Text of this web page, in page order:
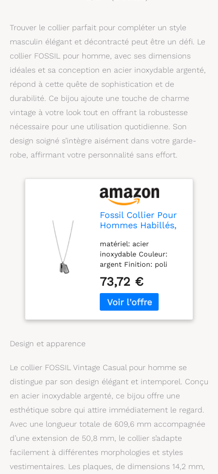
Trouver le collier parfait pour compléter un style
masculin élégant et décontracté peut être un défi. Le
collier FOSSIL pour homme, avec ses dimensions
idéales et sa conception en acier inoxydable argenté,
répond à cette quête de sophistication et de
durabilité. Ce bijou ajoute une touche de charme
vintage à votre look tout en offrant la robustesse
nécessaire pour une utilisation quotidienne. Son
design soigné s’intègre aisément dans votre garde-
robe, affirmant votre personnalité sans effort.
Fossil Collier Pour
Hommes Habillés,
Inoxydable Argenté,
JF00494998
matériel: acier
inoxydable Couleur:
argent Finition: poli
griffe de homard
73,72 €
Design et apparence
Le collier FOSSIL Vintage Casual pour homme se
distingue par son design élégant et intemporel. Conçu
en acier inoxydable argenté, ce bijou offre une
esthétique sobre qui attire immédiatement le regard.
Avec une longueur totale de 609,6 mm accompagnée
d’une extension de 50,8 mm, le collier s’adapte
facilement à différentes morphologies et styles
vestimentaires. Les plaques, de dimensions 14,2 mm,